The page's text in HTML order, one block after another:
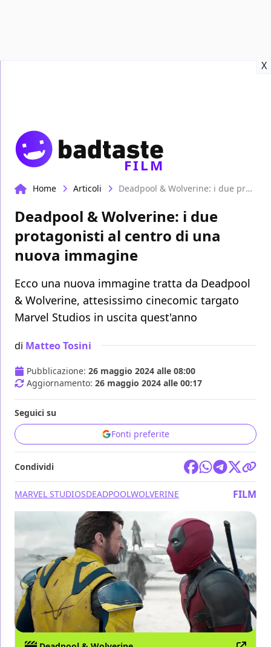
X
FILM
Home Articoli Deadpool & Wolverine: i due protagonisti al centro di una nuova immagine
Deadpool & Wolverine: i due
protagonisti al centro di una
nuova immagine
Ecco una nuova immagine tratta da Deadpool
& Wolverine, attesissimo cinecomic targato
Marvel Studios in uscita quest'anno
di Matteo Tosini
Pubblicazione: 26 maggio 2024 alle 08:00
Aggiornamento: 26 maggio 2024 alle 00:17
Seguici su
Fonti preferite
Condividi
MARVEL STUDIOSDEADPOOLWOLVERINE FILM